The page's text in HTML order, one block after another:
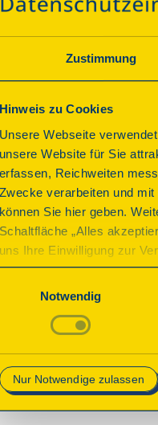
Zustimmung
Hinweis zu Cookies
Unsere Webseite
unsere Website für Sie
erfassen, Reichweiten
Zwecke verarbeiten und
können Sie hier geben.
Schaltfläche „Alles
uns Ihre Einwilligung zur
Onlineangebots nicht
mit „Speichern“
Notwendig
Nur Notwendige zulassen
möglich.
Str. 6
Gmünd
anzeigen